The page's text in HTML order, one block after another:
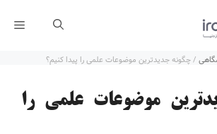
/چگونه جدیدترین موضوعات علمی را پیدا کنیم؟
موضوعات علمی را